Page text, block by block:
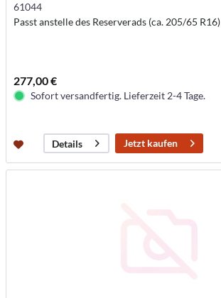
61044
Passt anstelle des Reserverads (ca. 205/65 R16)
277,00 €
Sofort versandfertig. Lieferzeit 2-4 Tage.
Details Jetzt kaufen